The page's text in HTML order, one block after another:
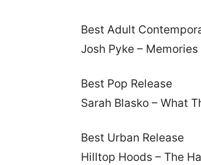
Best Adult
Josh Pyke –
Best Pop Release
Sarah Blasko – What
Best Urban Release
Hilltop Hoods – The